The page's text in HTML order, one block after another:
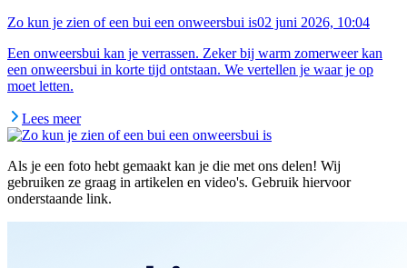
Zo kun je zien of een bui een onweersbui is02 juni 2026, 10:04
Een onweersbui kan je verrassen. Zeker bij warm zomerweer kan
een onweersbui in korte tijd ontstaan. We vertellen je waar je op
moet letten.
Lees meer
Als je een foto hebt gemaakt kan je die met ons delen! Wij
gebruiken ze graag in artikelen en video's. Gebruik hiervoor
onderstaande link.